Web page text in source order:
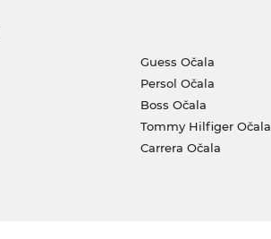
Guess Očala
Persol Očala
Boss Očala
Tommy Hilfiger Očala
Carrera Očala